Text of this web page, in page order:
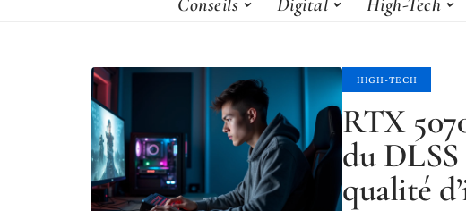
HIGH-TECH
RTX
du
qualité